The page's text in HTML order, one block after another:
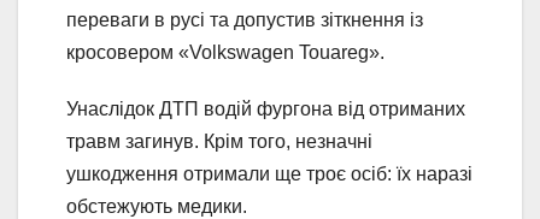
переваги в русі та допустив зіткнення із
кросовером «Volkswagen Touareg».
Унаслідок ДТП водій фургона від отриманих
травм загинув. Крім того, незначні
ушкодження отримали ще троє осіб: їх наразі
обстежують медики.